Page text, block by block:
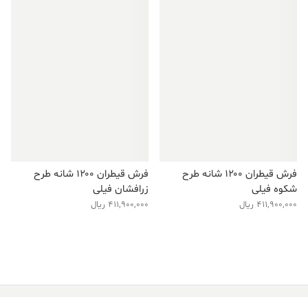
فرش قیطران ۱۲۰۰ شانه طرح
شکوه فیلی
411,900,000 ریال
فرش قیطران ۱۲۰۰ شانه طرح
زرافشان فیلی
411,900,000 ریال